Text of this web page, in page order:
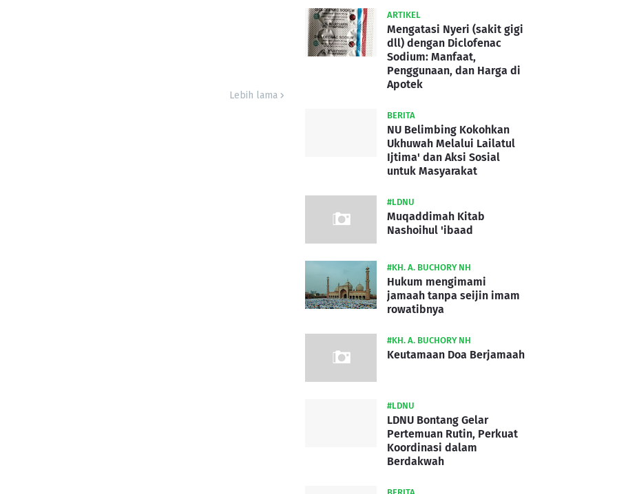
Lebih lama
ARTIKEL
Mengatasi Nyeri (sakit gigi
dll) dengan Diclofenac
Sodium: Manfaat,
Penggunaan, dan Harga di
Apotek
BERITA
NU Belimbing Kokohkan
Ukhuwah Melalui Lailatul
Ijtima' dan Aksi Sosial
untuk Masyarakat
#LDNU
Muqaddimah Kitab
Nashoihul 'ibaad
#KH. A. BUCHORY NH
Hukum mengimami
jamaah tanpa seijin imam
rowatibnya
#KH. A. BUCHORY NH
Keutamaan Doa Berjamaah
#LDNU
LDNU Bontang Gelar
Pertemuan Rutin, Perkuat
Koordinasi dalam
Berdakwah